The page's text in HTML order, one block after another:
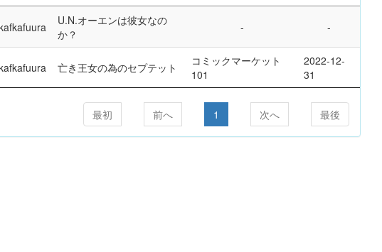
U.N.オーエンは彼女なの
か？
亡き王女の為のセプテット
コミックマーケット
101
2022-12-
31
最初 前へ 1 次へ 最後